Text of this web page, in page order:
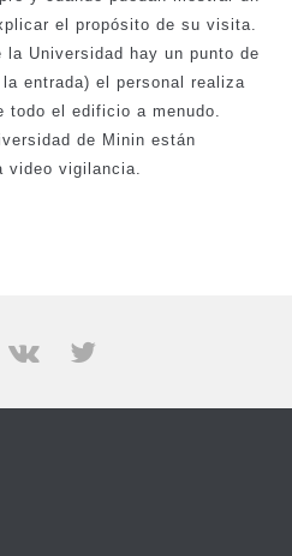
el propósito de su visita.
Universidad hay un punto de
entrada) el personal realiza
todo el edificio a menudo.
de Minin están
video vigilancia.